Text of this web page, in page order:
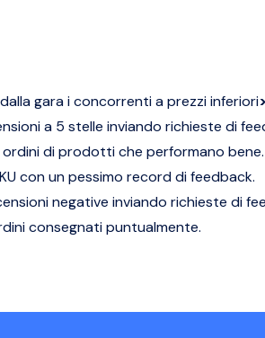
gara i concorrenti a prezzi inferiori>
a 5 stelle inviando richieste di
ordini di prodotti che performano bene.
con un pessimo record di feedback.
negative inviando richieste di
consegnati puntualmente.